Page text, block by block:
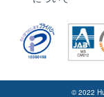
© 2022